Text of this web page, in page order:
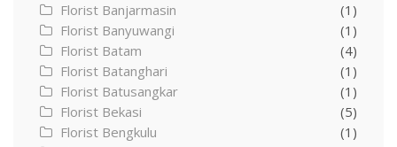
Florist Banjarmasin
(1)
Florist Banyuwangi
(1)
Florist Batam
(4)
Florist Batanghari
(1)
Florist Batusangkar
(1)
Florist Bekasi
(5)
Florist Bengkulu
(1)